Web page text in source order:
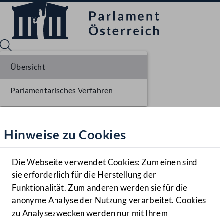
Hilfe
Benutzer
Navigationsmenü öffnen
MENÜ
Hinweise zu Cookies
Die Webseite verwendet Cookies: Zum einen sind
sie erforderlich für die Herstellung der
Funktionalität. Zum anderen werden sie für die
anonyme Analyse der Nutzung verarbeitet. Cookies
zu Analysezwecken werden nur mit Ihrem
Übersicht
Parlamentarisches Verfahren